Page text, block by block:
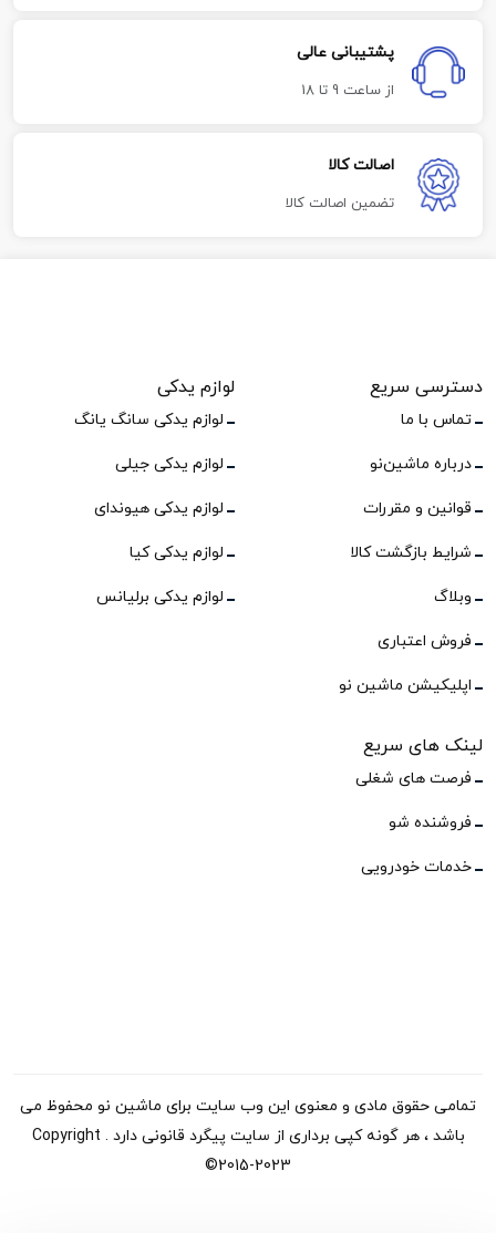
پشتیبانی عالی
از ساعت 9 تا 18
اصالت کالا
تضمین اصالت کالا
دسترسی سریع
تماس با ما
درباره ماشین‌نو
قوانین و مقررات
شرایط بازگشت کالا
وبلاگ
فروش اعتباری
اپلیکیشن ماشین نو
لوازم یدکی
لوازم یدکی سانگ یانگ
لوازم یدکی جیلی
لوازم یدکی هیوندای
لوازم یدکی کیا
لوازم یدکی برلیانس
لینک های سریع
فرصت های شغلی
فروشنده شو
خدمات خودرویی
تمامی حقوق مادی و معنوی این وب سایت برای ماشین نو محفوظ می
باشد ، هر گونه کپی برداری از سایت پیگرد قانونی دارد . Copyright
©2015-2023